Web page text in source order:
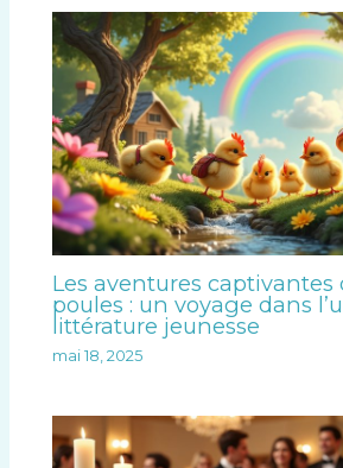
Les aventures captivantes
poules : un voyage dans
littérature jeunesse
mai 18, 2025